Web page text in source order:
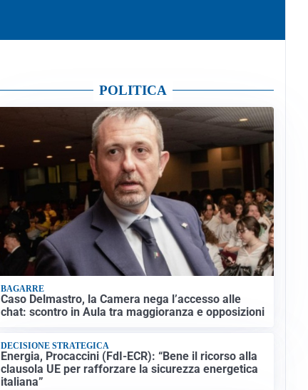
POLITICA
BAGARRE
Caso Delmastro, la Camera nega l’accesso alle
chat: scontro in Aula tra maggioranza e opposizioni
DECISIONE STRATEGICA
Energia, Procaccini (FdI-ECR): “Bene il ricorso alla
clausola UE per rafforzare la sicurezza energetica
italiana”